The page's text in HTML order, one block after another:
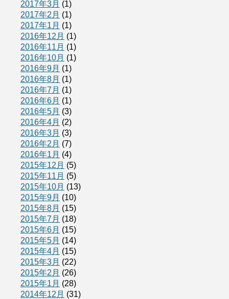
2017年3月 (1)
2017年2月 (1)
2017年1月 (1)
2016年12月 (1)
2016年11月 (1)
2016年10月 (1)
2016年9月 (1)
2016年8月 (1)
2016年7月 (1)
2016年6月 (1)
2016年5月 (3)
2016年4月 (2)
2016年3月 (3)
2016年2月 (7)
2016年1月 (4)
2015年12月 (5)
2015年11月 (5)
2015年10月 (13)
2015年9月 (10)
2015年8月 (15)
2015年7月 (18)
2015年6月 (15)
2015年5月 (14)
2015年4月 (15)
2015年3月 (22)
2015年2月 (26)
2015年1月 (28)
2014年12月 (31)